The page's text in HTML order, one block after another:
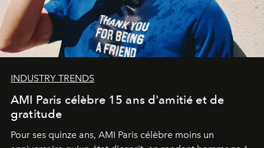
INDUSTRY TRENDS
AMI Paris célèbre 15 ans d'amitié et de
gratitude
Pour ses quinze ans, AMI Paris célèbre moins un